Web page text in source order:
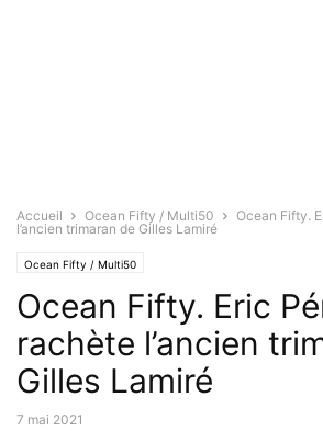
Accueil Ocean Fifty / Multi50
Ocean Fifty.
l’ancien trimaran de Gilles Lamiré
Ocean Fifty / Multi50
Ocean Fifty. Eric
rachète l’ancien
Gilles Lamiré
7 mai 2021